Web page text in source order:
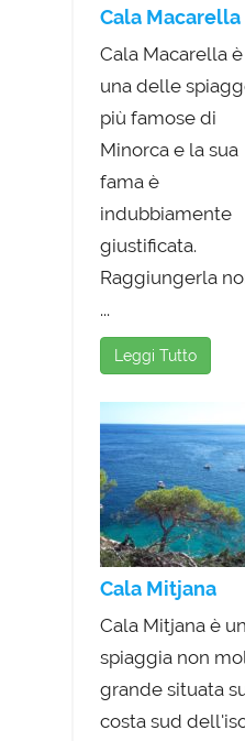
Cala Macarella
Cala Macarella è
una delle
più famose di
Minorca e la sua
fama è
indubbiamente
giustificata.
Raggiungerla
...
Leggi Tutto
Cala Mitjana
Cala Mitjana è
spiaggia non
grande situata
costa sud